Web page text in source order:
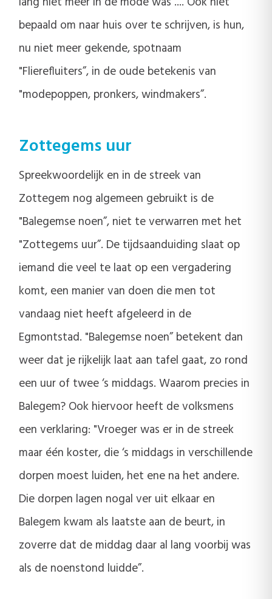
bepaald om naar huis over te schrijven, is hun,
nu niet meer gekende, spotnaam
"Flierefluiters”, in de oude betekenis van
"modepoppen, pronkers, windmakers”.
Zottegems uur
Spreekwoordelijk en in de streek van
Zottegem nog algemeen gebruikt is de
"Balegemse noen”, niet te verwarren met het
"Zottegems uur”. De tijdsaanduiding slaat op
iemand die veel te laat op een vergadering
komt, een manier van doen die men tot
vandaag niet heeft afgeleerd in de
Egmontstad. "Balegemse noen” betekent dan
weer dat je rijkelijk laat aan tafel gaat, zo rond
een uur of twee ‘s middags. Waarom precies in
Balegem? Ook hiervoor heeft de volksmens
een verklaring: "Vroeger was er in de streek
maar één koster, die ‘s middags in verschillende
dorpen moest luiden, het ene na het andere.
Die dorpen lagen nogal ver uit elkaar en
Balegem kwam als laatste aan de beurt, in
zoverre dat de middag daar al lang voorbij was
als de noenstond luidde”.